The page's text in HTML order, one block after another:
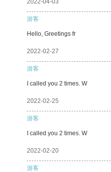
2022-04-03
游客
Hello, Greetings fr
2022-02-27
游客
I called you 2 times. W
2022-02-25
游客
I called you 2 times. W
2022-02-20
游客